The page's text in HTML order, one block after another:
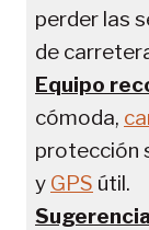
perder las
de
Equipo
cómoda,
protección
y GPS útil.